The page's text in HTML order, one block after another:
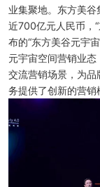
业集聚地。东方美
近700亿元人民币，
布的“东方美谷元宇
元宇宙空间营销业
交流营销场景，为
务提供了创新的营销